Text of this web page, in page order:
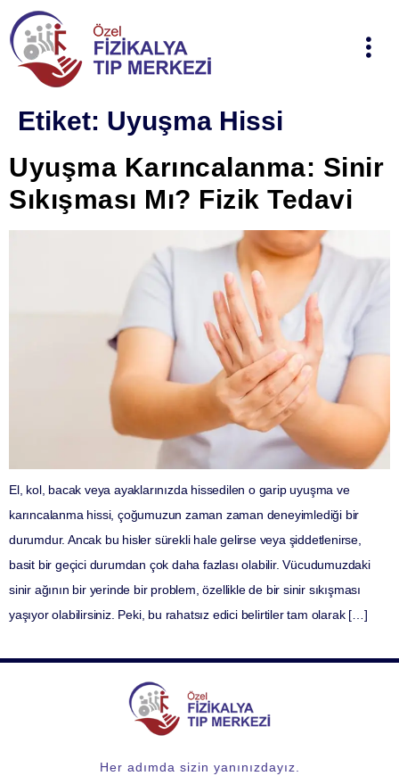
Etiket: Uyuşma Hissi
Uyuşma Karıncalanma: Sinir
Sıkışması Mı? Fizik Tedavi
El, kol, bacak veya ayaklarınızda hissedilen o garip uyuşma ve
karıncalanma hissi, çoğumuzun zaman zaman deneyimlediği bir
durumdur. Ancak bu hisler sürekli hale gelirse veya şiddetlenirse,
basit bir geçici durumdan çok daha fazlası olabilir. Vücudumuzdaki
sinir ağının bir yerinde bir problem, özellikle de bir sinir sıkışması
yaşıyor olabilirsiniz. Peki, bu rahatsız edici belirtiler tam olarak […]
Her adımda sizin yanınızdayız.